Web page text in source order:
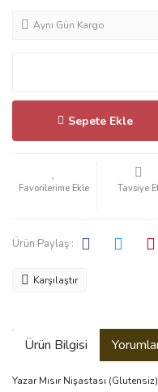
Aynı Gün Kargo
Sepete Ekle
Tavsiye
Ürün Paylaş :
Karşılaştır
Ürün Bilgisi
Yazar Mısır Nişastası